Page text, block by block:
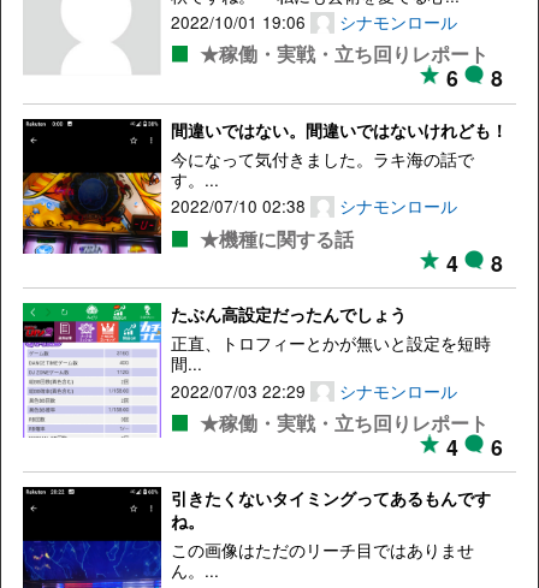
2022/10/01 19:06
シナモンロール
★稼働・実戦・立ち回りレポート
6 8
間違いではない。間違いではないけれども！
今になって気付きました。ラキ海の話で
す。...
2022/07/10 02:38
シナモンロール
★機種に関する話
4 8
たぶん高設定だったんでしょう
正直、トロフィーとかが無いと設定を短時
間...
2022/07/03 22:29
シナモンロール
★稼働・実戦・立ち回りレポート
4 6
引きたくないタイミングってあるもんです
ね。
この画像はただのリーチ目ではありませ
ん。...